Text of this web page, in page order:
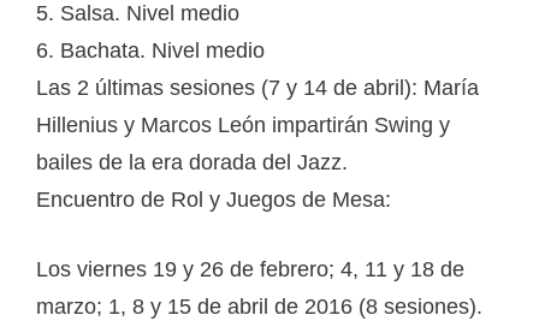
5. Salsa. Nivel medio
6. Bachata. Nivel medio
Las 2 últimas sesiones (7 y 14 de abril): María
Hillenius y Marcos León impartirán Swing y
bailes de la era dorada del Jazz.
Encuentro de Rol y Juegos de Mesa:
Los viernes 19 y 26 de febrero; 4, 11 y 18 de
marzo; 1, 8 y 15 de abril de 2016 (8 sesiones).